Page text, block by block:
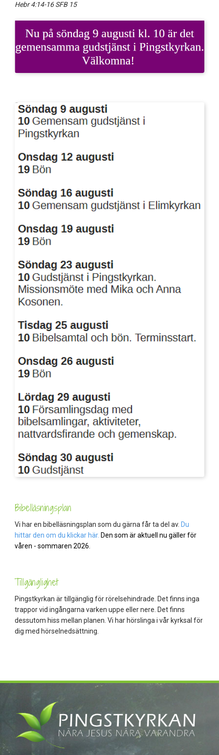
Hebr 4:14-16 SFB 15
Bibelläsningsplan
Vi har en bibelläsningsplan som du gärna får ta del av. Du
hittar den om du klickar här. Den som är aktuell nu gäller för
våren - sommaren 2026.
Tillgänglighet
Pingstkyrkan är tillgänglig för rörelsehindrade. Det finns inga
trappor vid ingångarna varken uppe eller nere. Det finns
dessutom hiss mellan planen. Vi har hörslinga i vår kyrksal för
dig med hörselnedsättning.